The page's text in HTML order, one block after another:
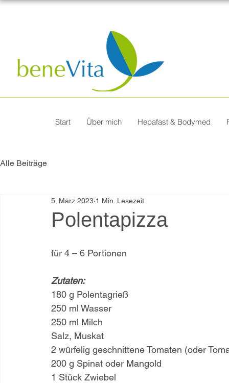
Start Über mich Hepafast & Bodymed
Alle Beiträge
Polentapizza
5. März 2023 1 Min. Lesezeit
für 4 – 6 Portionen
Zutaten:
180 g Polentagrieß
250 ml Wasser
250 ml Milch
Salz, Muskat
2 würfelig geschnittene Tomaten (oder
200 g Spinat oder Mangold
1 Stück Zwiebel